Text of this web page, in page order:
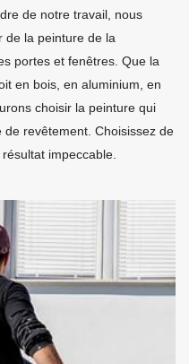
de notre travail, nous
de la peinture de la
portes et fenêtres. Que la
en bois, en aluminium, en
choisir la peinture qui
revêtement. Choisissez de
impeccable.